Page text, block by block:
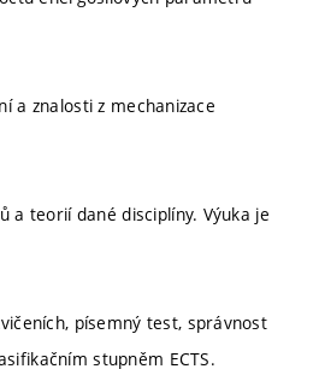
a znalosti z mechanizace
a teorií dané disciplíny. Výuka je
písemný test, správnost
stupněm ECTS.